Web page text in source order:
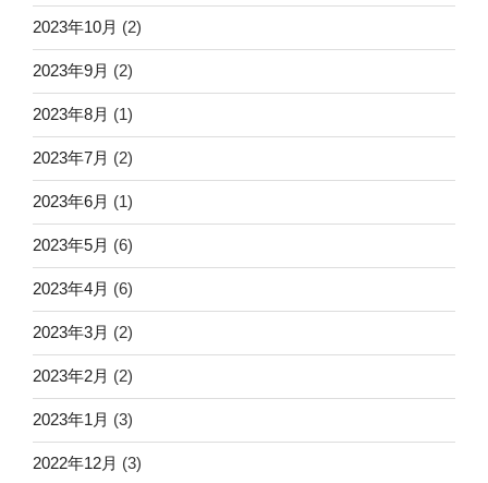
2023年10月 (2)
2023年9月 (2)
2023年8月 (1)
2023年7月 (2)
2023年6月 (1)
2023年5月 (6)
2023年4月 (6)
2023年3月 (2)
2023年2月 (2)
2023年1月 (3)
2022年12月 (3)